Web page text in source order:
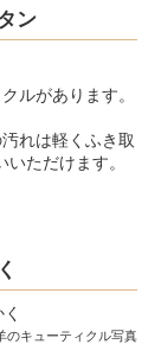
ン
ルがあります。
れは軽くふき取
ただけます。
のキューティクル写真